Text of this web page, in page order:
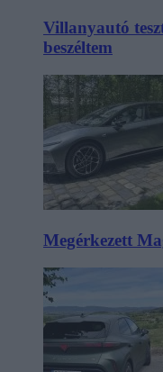
Villanyautó
beszéltem
Megérkezett